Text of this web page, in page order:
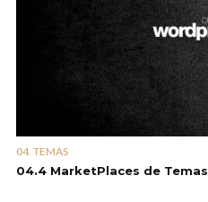
04. TEMAS
04.4 MarketPlaces de Temas